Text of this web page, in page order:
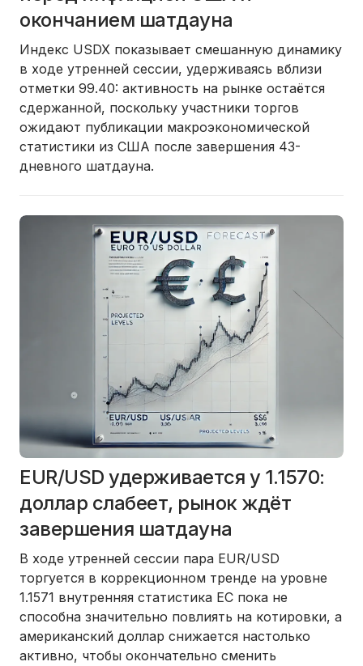
окончанием шатдауна
Индекс USDX показывает смешанную динамику
в ходе утренней сессии, удерживаясь вблизи
отметки 99.40: активность на рынке остаётся
сдержанной, поскольку участники торгов
ожидают публикации макроэкономической
статистики из США после завершения 43-
дневного шатдауна.
EUR/USD удерживается у 1.1570:
доллар слабеет, рынок ждёт
завершения шатдауна
В ходе утренней сессии пара EUR/USD
торгуется в коррекционном тренде на уровне
1.1571 внутренняя статистика ЕС пока не
способна значительно повлиять на котировки, а
американский доллар снижается настолько
активно, чтобы окончательно сменить